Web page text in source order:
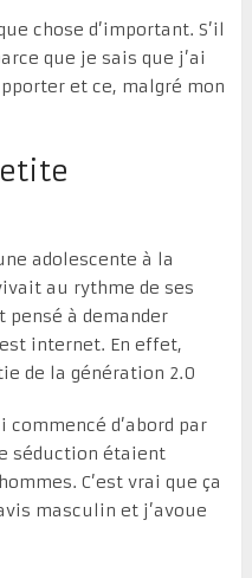
chose d’important. S’il
que je sais que j’ai
et ce, malgré mon
adolescente à la
au rythme de ses
pensé à demander
internet. En effet,
de la génération 2.0
commencé d’abord par
séduction étaient
C’est vrai que ça
masculin et j’avoue